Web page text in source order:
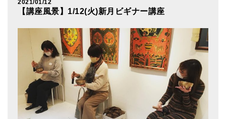
ご来店&購入
オンライン相談&購入
シンギングボウル講座
倍音呼吸法レッスン
オンラインショップ
カートを見る
2021/01/12
【講座風景】1/12(火)新月ビギナー講座